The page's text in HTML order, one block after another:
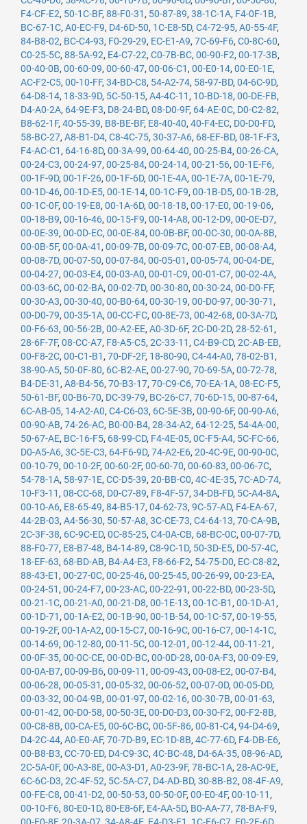
F4-CF-E2, 50-1C-BF, 88-F0-31 , 50-87-89, 38-1C-1A, F4-0F-1B,
BC-67-1C, A0-EC-F9, D4-6D-50, 1C-E8-5D, C4-72-95, A0-55-4F,
84-B8-02, BC-C4-93, F0-29-29, EC-E1-A9, 7C-69-F6, C0-8C-60,
C0-25-5C, 88-5A-92, E4-C7-22, C0-7B-BC, 00-90-F2, 00-17-3B,
00-40-0B, 00-60-09, 00-60-47, 00-06-C1 , 00-E0-14, 00-E0-1E,
AC-F2-C5, 00-10-FF, 34-BD-C8, 54-A2-74, 58-97-BD, 04-6C-9D,
64-D8-14, 18-33-9D, 5C-50-15, A4-4C-11 , 10-BD-18, 00-DE-FB,
D4-A0-2A, 64-9E-F3, D8-24-BD, 08-D0-9F, 64-AE-0C, D0-C2-82,
B8-62-1F, 40-55-39, B8-BE-BF, E8-40-40, 40-F4-EC, D0-D0-FD,
58-BC-27, A8-B1-D4, C8-4C-75, 30-37-A6, 68-EF-BD, 08-1F-F3,
F4-AC-C1 , 64-16-8D, 00-3A-99, 00-64-40, 00-25-B4, 00-26-CA,
00-24-C3, 00-24-97, 00-25-84, 00-24-14, 00-21-56, 00-1E-F6,
00-1F-9D, 00-1F-26, 00-1F-6D, 00-1E-4A, 00-1E-7A, 00-1E-79,
00-1D-46, 00-1D-E5, 00-1E-14, 00-1C-F9, 00-1B-D5, 00-1B-2B,
00-1C-0F, 00-19-E8, 00-1A-6D, 00-18-18, 00-17-E0, 00-19-06,
00-18-B9, 00-16-46, 00-15-F9, 00-14-A8, 00-12-D9, 00-0E-D7,
00-0E-39, 00-0D-EC, 00-0E-84, 00-0B-BF, 00-0C-30, 00-0A-8B,
00-0B-5F, 00-0A-41 , 00-09-7B, 00-09-7C, 00-07-EB, 00-08-A4,
00-08-7D, 00-07-50, 00-07-84, 00-05-01 , 00-05-74, 00-04-DE,
00-04-27, 00-03-E4, 00-03-A0, 00-01-C9, 00-01-C7, 00-02-4A,
00-03-6C, 00-02-BA, 00-02-7D, 00-30-80, 00-30-24, 00-D0-FF,
00-30-A3, 00-30-40, 00-B0-64, 00-30-19, 00-D0-97, 00-30-71 ,
00-D0-79, 00-35-1A, 00-CC-FC, 00-8E-73, 00-42-68, 00-3A-7D,
00-F6-63, 00-56-2B, 00-A2-EE, A0-3D-6F, 2C-D0-2D, 28-52-61 ,
28-6F-7F, 08-CC-A7, F8-A5-C5, 2C-33-11 , C4-B9-CD, 2C-AB-EB,
00-F8-2C, 00-C1-B1 , 70-DF-2F, 18-80-90, C4-44-A0, 78-02-B1 ,
38-90-A5, 50-0F-80, 6C-B2-AE, 00-27-90, 70-69-5A, 00-72-78,
B4-DE-31 , A8-B4-56, 70-B3-17, 70-C9-C6, 70-EA-1A, 08-EC-F5,
50-61-BF, 00-B6-70, DC-39-79, BC-26-C7, 70-6D-15, 00-87-64,
6C-AB-05, 14-A2-A0, C4-C6-03, 6C-5E-3B, 00-90-6F, 00-90-A6,
00-90-AB, 74-26-AC, B0-00-B4, 28-34-A2, 64-12-25, 54-4A-00,
50-67-AE, BC-16-F5, 68-99-CD, F4-4E-05, 0C-F5-A4, 5C-FC-66,
D0-A5-A6, 3C-5E-C3, 64-F6-9D, 74-A2-E6, 20-4C-9E, 00-90-0C,
00-10-79, 00-10-2F, 00-60-2F, 00-60-70, 00-60-83, 00-06-7C,
54-78-1A, 58-97-1E, CC-D5-39, 20-BB-C0, 4C-4E-35, 7C-AD-74,
10-F3-11 , 08-CC-68, D0-C7-89, F8-4F-57, 34-DB-FD, 5C-A4-8A,
00-10-A6, E8-65-49, 84-B5-17, 04-62-73, 9C-57-AD, F4-EA-67,
44-2B-03, A4-56-30, 50-57-A8, 3C-CE-73, C4-64-13, 70-CA-9B,
2C-3F-38, 6C-9C-ED, 0C-85-25, C4-0A-CB, 68-BC-0C, 00-07-7D,
88-F0-77, E8-B7-48, B4-14-89, C8-9C-1D, 50-3D-E5, D0-57-4C,
18-EF-63, 68-BD-AB, B4-A4-E3, F8-66-F2, 54-75-D0, EC-C8-82,
88-43-E1 , 00-27-0C, 00-25-46, 00-25-45, 00-26-99, 00-23-EA,
00-24-51 , 00-24-F7, 00-23-AC, 00-22-91 , 00-22-BD, 00-23-5D,
00-21-1C, 00-21-A0, 00-21-D8, 00-1E-13, 00-1C-B1 , 00-1D-A1 ,
00-1D-71 , 00-1A-E2, 00-1B-90, 00-1B-54, 00-1C-57, 00-19-55,
00-19-2F, 00-1A-A2, 00-15-C7, 00-16-9C, 00-16-C7, 00-14-1C,
00-14-69, 00-12-80, 00-11-5C, 00-12-01 , 00-12-44, 00-11-21 ,
00-0F-35, 00-0C-CE, 00-0D-BC, 00-0D-28, 00-0A-F3, 00-09-E9,
00-0A-B7, 00-09-B6, 00-09-11 , 00-09-43, 00-08-E2, 00-07-B4,
00-06-28, 00-05-31 , 00-05-32, 00-06-52, 00-07-0D, 00-05-DD,
00-03-32, 00-04-9B, 00-01-97, 00-02-16, 00-30-7B, 00-01-63,
00-01-42, 00-D0-58, 00-50-3E, 00-D0-D3, 00-30-F2, 00-F2-8B,
00-C8-8B, 00-CA-E5, 00-6C-BC, 00-5F-86, 00-81-C4, 94-D4-69,
D4-2C-44, A0-E0-AF, 70-7D-B9, EC-1D-8B, 4C-77-6D, F4-DB-E6,
00-B8-B3, CC-70-ED, D4-C9-3C, 4C-BC-48, D4-6A-35, 08-96-AD,
2C-5A-0F, 00-A3-8E, 00-A3-D1 , A0-23-9F, 78-BC-1A, 28-AC-9E,
6C-6C-D3, 2C-4F-52, 5C-5A-C7, D4-AD-BD, 30-8B-B2, 08-4F-A9,
00-FE-C8, 00-41-D2, 00-50-53, 00-50-0F, 00-E0-4F, 00-10-11 ,
00-10-F6, 80-E0-1D, 80-E8-6F, E4-AA-5D, B0-AA-77, 78-BA-F9,